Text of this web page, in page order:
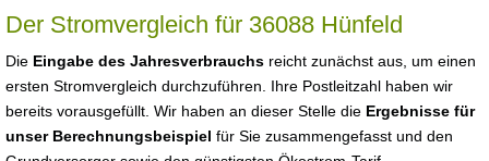
Der Stromvergleich für 36088 Hünfeld
Die Eingabe des Jahresverbrauchs reicht zunächst aus, um einen
ersten Stromvergleich durchzuführen. Ihre Postleitzahl haben wir
bereits vorausgefüllt. Wir haben an dieser Stelle die Ergebnisse für
unser Berechnungsbeispiel für Sie zusammengefasst und den